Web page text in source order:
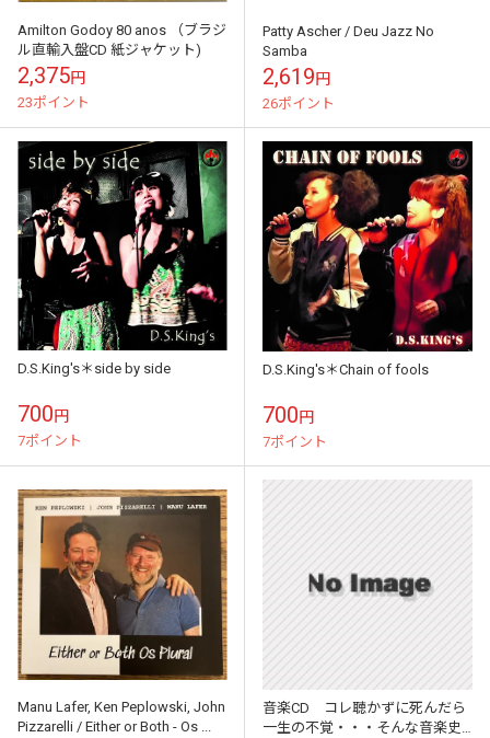
Amilton Godoy 80 anos （ブラジ
ル直輸入盤CD 紙ジャケット)
2,375円
23ポイント
Patty Ascher / Deu Jazz No
Samba
2,619円
26ポイント
D.S.King's＊side by side
700円
7ポイント
D.S.King's＊Chain of fools
700円
7ポイント
Manu Lafer, Ken Peplowski, John
Pizzarelli / Either or Both - Os ...
音楽CD コレ聴かずに死んだら
一生の不覚・・・そんな音楽史